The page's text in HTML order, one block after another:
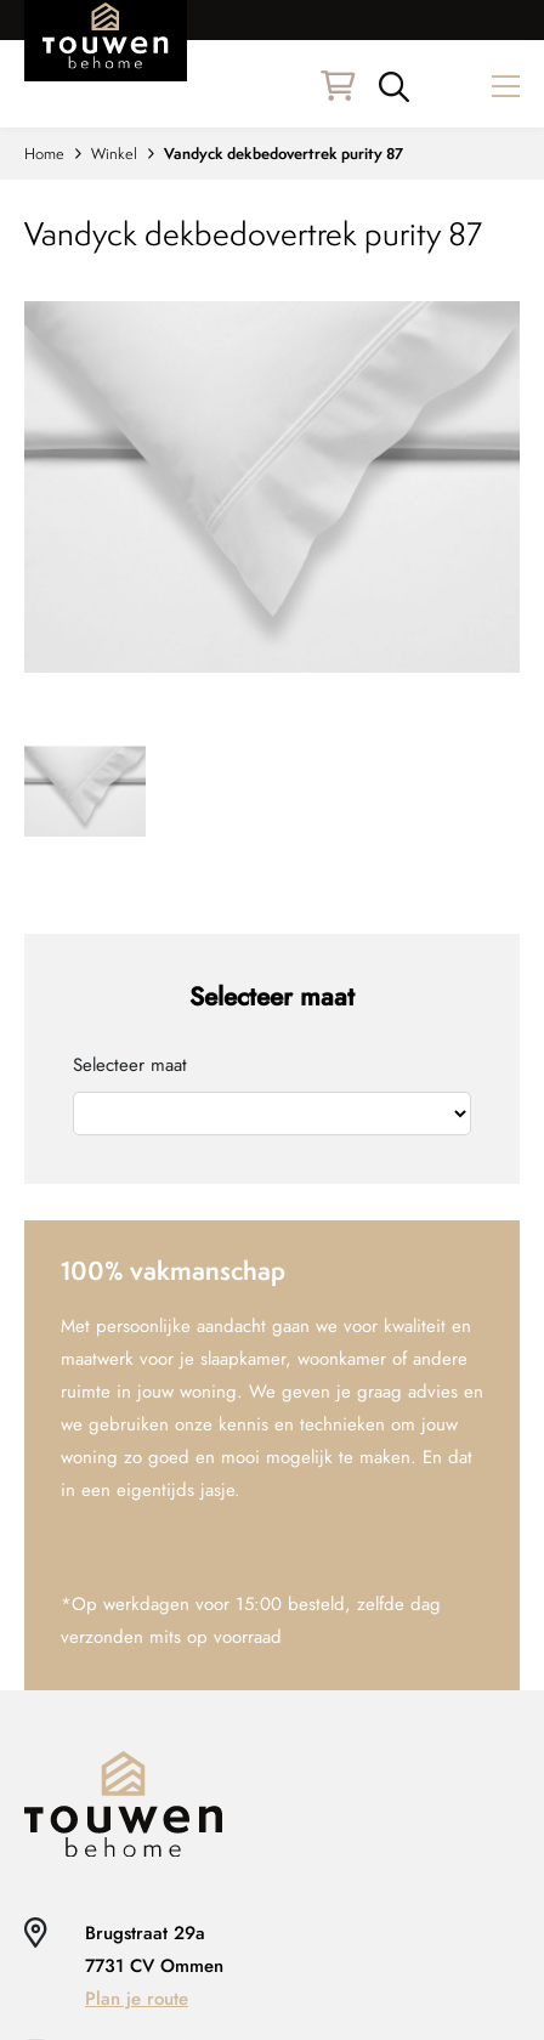
Naar hoofdinhoud
Zoeken
Home Winkel Vandyck dekbedovertrek purity 87
Vandyck dekbedovertrek purity 87
Selecteer maat
Selecteer maat
100% vakmanschap
Met persoonlijke aandacht gaan we voor kwaliteit en
maatwerk voor je slaapkamer, woonkamer of andere
ruimte in jouw woning. We geven je graag advies en
we gebruiken onze kennis en technieken om jouw
woning zo goed en mooi mogelijk te maken. En dat
in een eigentijds jasje.
*Op werkdagen voor 15:00 besteld, zelfde dag
verzonden mits op voorraad
Brugstraat 29a
7731 CV Ommen
Plan je route